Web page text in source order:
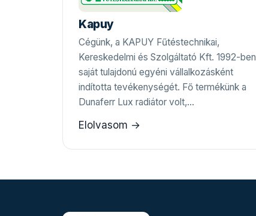
Kapuy
Cégünk, a KAPUY Fűtéstechnikai,
Kereskedelmi és Szolgáltató Kft. 1992-ben
saját tulajdonú egyéni vállalkozásként
indította tevékenységét. Fő termékünk a
Dunaferr Lux radiátor volt,…
Elolvasom →